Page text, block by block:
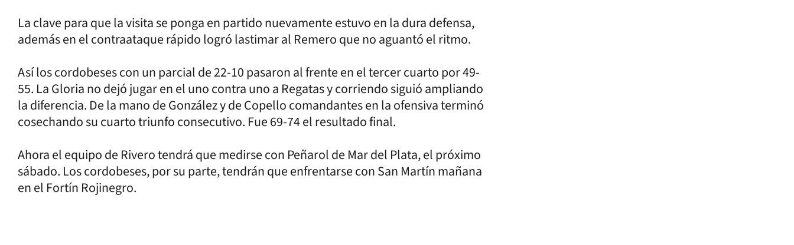
La clave para que la visita se ponga en partido nuevamente estuvo en la dura defensa,
además en el contraataque rápido logró lastimar al Remero que no aguantó el ritmo.
Así los cordobeses con un parcial de 22-10 pasaron al frente en el tercer cuarto por 49-
55. La Gloria no dejó jugar en el uno contra uno a Regatas y corriendo siguió ampliando
la diferencia. De la mano de González y de Copello comandantes en la ofensiva terminó
cosechando su cuarto triunfo consecutivo. Fue 69-74 el resultado final.
Ahora el equipo de Rivero tendrá que medirse con Peñarol de Mar del Plata, el próximo
sábado. Los cordobeses, por su parte, tendrán que enfrentarse con San Martín mañana
en el Fortín Rojinegro.